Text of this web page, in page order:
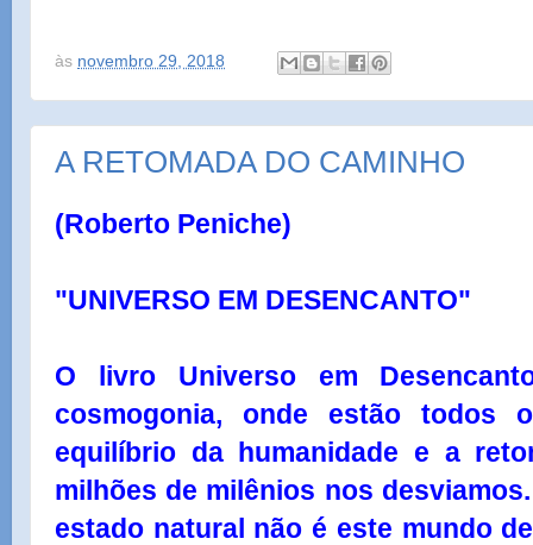
às novembro 29, 2018
A RETOMADA DO CAMINHO
(Roberto Peniche)
"UNIVERSO EM DESENCANTO"
O livro Universo em
cosmogonia, onde estão todos
equilíbrio da humanidade e a
milhões de milênios nos
estado natural não é este mundo